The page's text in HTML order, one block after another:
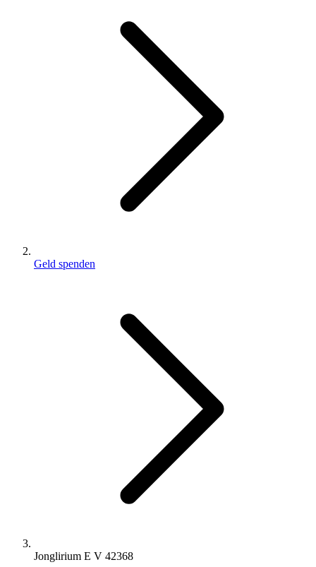
Geld spenden
Jonglirium E V 42368